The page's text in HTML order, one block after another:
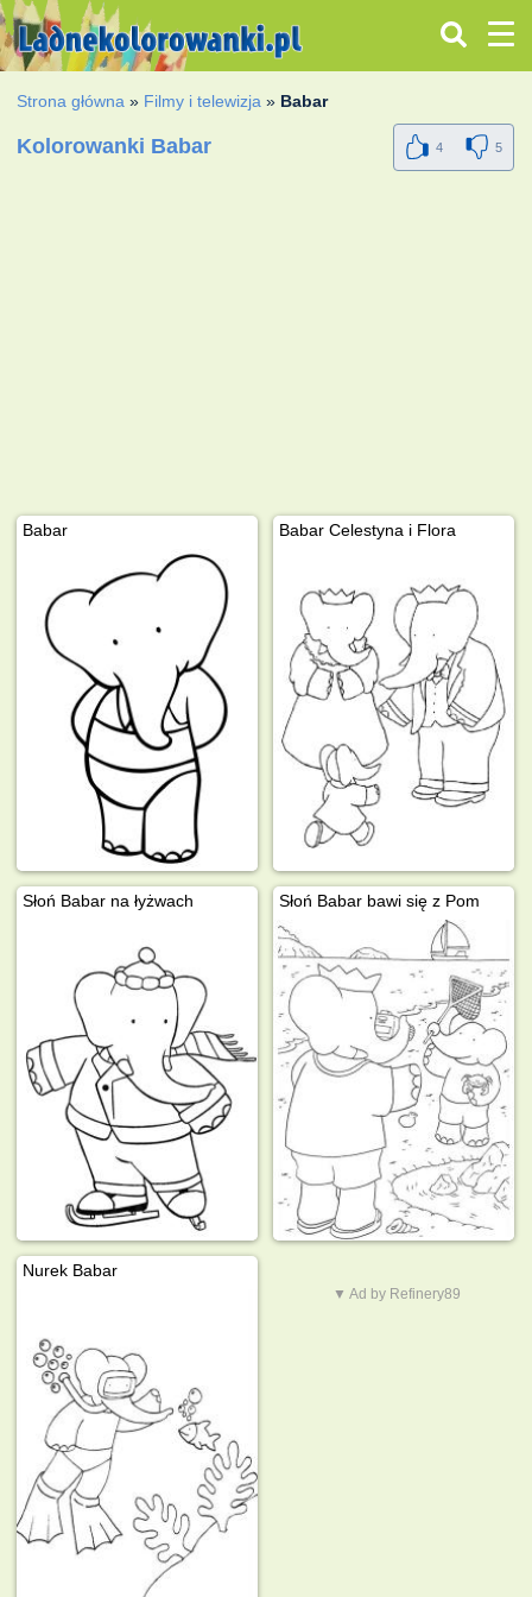
Strona główna » Filmy i telewizja » Babar
Kolorowanki Babar 4 5
Babar Babar Celestyna i Flora
Słoń Babar na łyżwach Słoń Babar bawi się z Pom
Nurek Babar
▼ Ad by Refinery89